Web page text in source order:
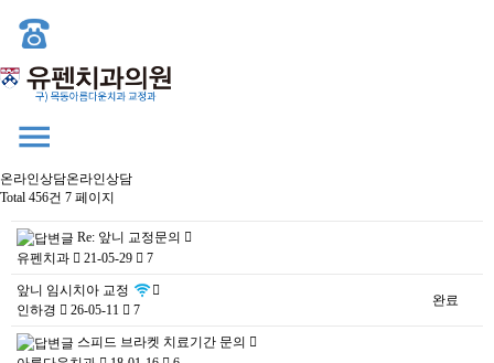
온라인상담온라인상담
Total 456건 7 페이지
Re: 앞니 교정문의
유펜치과
21-05-29 7
앞니 임시치아 교정
인하경
26-05-11 7
완료
스피드 브라켓 치료기간 문의